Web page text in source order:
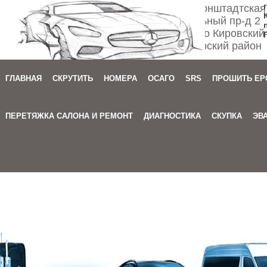
Спб ул.
Мебельный пр-д 2
м. Автово
Приморский район
ГЛАВНАЯ СКРУТИТЬ НОМЕРА ОСАГО SRS ПРОШИТЬ
ПЕРЕТЯЖКА САЛОНА И РЕМОНТ ДИАГНОСТИКА СКУПКА